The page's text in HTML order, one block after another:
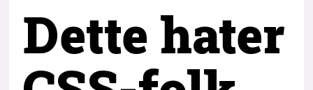
Dette hater